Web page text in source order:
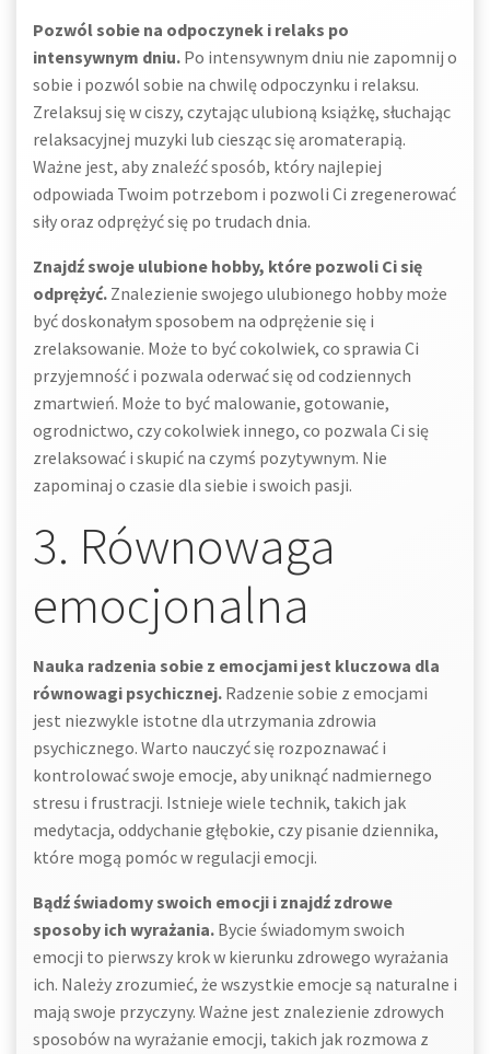
Pozwól sobie na odpoczynek i relaks po
intensywnym dniu. Po intensywnym dniu nie zapomnij o
sobie i pozwól sobie na chwilę odpoczynku i relaksu.
Zrelaksuj się w ciszy, czytając ulubioną książkę, słuchając
relaksacyjnej muzyki lub ciesząc się aromaterapią.
Ważne jest, aby znaleźć sposób, który najlepiej
odpowiada Twoim potrzebom i pozwoli Ci zregenerować
siły oraz odprężyć się po trudach dnia.
Znajdź swoje ulubione hobby, które pozwoli Ci się
odprężyć. Znalezienie swojego ulubionego hobby może
być doskonałym sposobem na odprężenie się i
zrelaksowanie. Może to być cokolwiek, co sprawia Ci
przyjemność i pozwala oderwać się od codziennych
zmartwień. Może to być malowanie, gotowanie,
ogrodnictwo, czy cokolwiek innego, co pozwala Ci się
zrelaksować i skupić na czymś pozytywnym. Nie
zapominaj o czasie dla siebie i swoich pasji.
3. Równowaga
emocjonalna
Nauka radzenia sobie z emocjami jest kluczowa dla
równowagi psychicznej. Radzenie sobie z emocjami
jest niezwykle istotne dla utrzymania zdrowia
psychicznego. Warto nauczyć się rozpoznawać i
kontrolować swoje emocje, aby uniknąć nadmiernego
stresu i frustracji. Istnieje wiele technik, takich jak
medytacja, oddychanie głębokie, czy pisanie dziennika,
które mogą pomóc w regulacji emocji.
Bądź świadomy swoich emocji i znajdź zdrowe
sposoby ich wyrażania. Bycie świadomym swoich
emocji to pierwszy krok w kierunku zdrowego wyrażania
ich. Należy zrozumieć, że wszystkie emocje są naturalne i
mają swoje przyczyny. Ważne jest znalezienie zdrowych
sposobów na wyrażanie emocji, takich jak rozmowa z